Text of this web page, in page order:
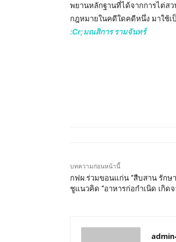
พยานหลักฐานที่ได้จากการไต่ส
กฎหมายในคดีใดคดีหนึ่ง มาใช้เ
:Cr;มณสิการ รามจันทร์
บทความก่อนหน้านี้
กฟผ.ร่วมขอนแก่น “สืบสาน รักษ
ชูแนวคิด “อาหารก่อกำเนิด เกิด